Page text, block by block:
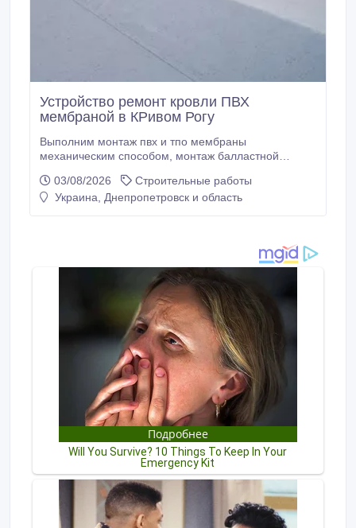
Устройство ремонт кровли ПВХ
мембраной в КРивом Рогу
Выполним монтаж пвх и тпо мембраны
механическим способом, монтаж балластной
работы с мембранными материалами. Выполняем
ремонт уже существующих мембранных кровель : с
03/08/2026
Строительные работы
Украина, Днепропетровск и область